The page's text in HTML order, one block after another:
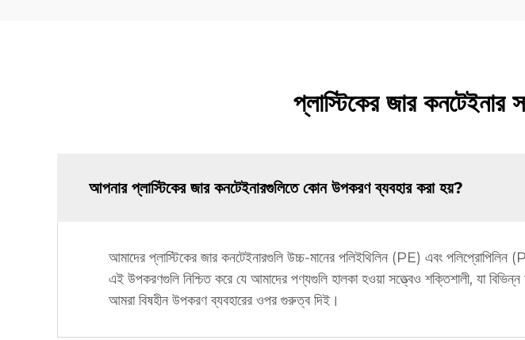
প্লাস্টিকের জার কনটেইনার
আপনার প্লাস্টিকের জার কনটেইনারগুলিতে কোন উপকরণ ব্যবহার করা হয়?
আমাদের প্লাস্টিকের জার কনটেইনারগুলি উচ্চ-মানের পলিইথিলিন (PE) এবং পলিপ্রোপিলিন
এই উপকরণগুলি নিশ্চিত করে যে আমাদের পণ্যগুলি হালকা হওয়া সত্ত্বেও শক্তিশালী, যা
আমরা বিষহীন উপকরণ ব্যবহারের ওপর গুরুত্ব দিই।